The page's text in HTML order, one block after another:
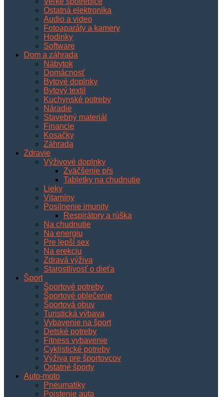
Ostatná elektronika
Audio a video
Fotoaparáty a kamery
Hodinky
Software
Dom a záhrada
Nábytok
Domácnosť
Bytové doplnky
Bytový textil
Kuchynské potreby
Náradie
Stavebný materiál
Financie
Kosačky
Záhrada
Zdravie
Výživové doplnky
Zväčšenie pŕs
Tabletky na chudnutie
Lieky
Vitamíny
Posilnenie imunity
Respirátory a rúška
Na chudnutie
Na energiu
Pre lepší sex
Na erekciu
Zdravá výživa
Starostlivosť o dieťa
Šport
Športové potreby
Športové oblečenie
Športová obuv
Turistická výbava
Vybavenie na šport
Detské potreby
Fitness vybavenie
Cyklistické potreby
Výživa pre športovcov
Ostatné športy
Auto-moto
Pneumatiky
Poistenie auta